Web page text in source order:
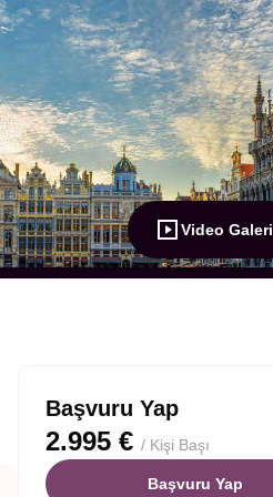
Video Galeri
Başvuru Yap
2.995 € / Kişi Başı
Başvuru Yap